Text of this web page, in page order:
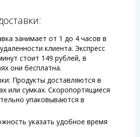
занимает от 1 до 4 часов в
клиента. Экспресс
стоит 149 рублей, в
они бесплатна.
Продукты доставляются в
или сумках. Скоропортящиеся
упаковываются в
указать удобное время